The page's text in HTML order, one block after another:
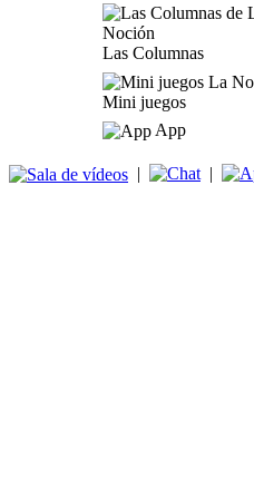
Las Columnas
Mini juegos
App
| |